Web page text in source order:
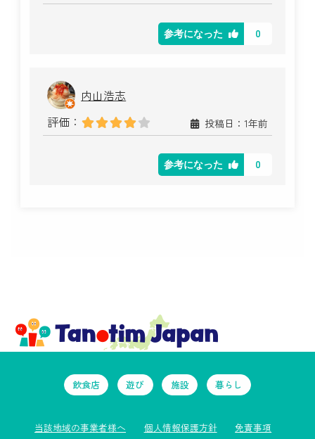
参考になった 0
内山浩志
評価：
投稿日：1年前
参考になった 0
飲食店 遊び 施設 暮らし
当該地域の事業者様へ 個人情報保護方針 免責事項